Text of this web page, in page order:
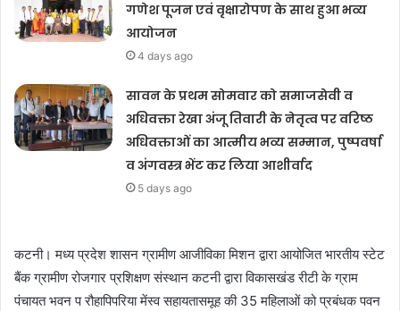
गणेश पूजन एवं वृक्षारोपण के साथ हुआ भव्य
आयोजन
4 days ago
सावन के प्रथम सोमवार को समाजसेवी व
अधिवक्ता रेखा अंजू तिवारी के नेतृत्व पर वरिष्ठ
अधिवक्ताओं का आत्मीय भव्य सम्मान, पुष्पवर्षा
व अंगवस्त्र भेंट कर लिया आशीर्वाद
5 days ago
कटनी। मध्य प्रदेश शासन ग्रामीण आजीविका मिशन द्वारा आयोजित भारतीय स्टेट
बैंक ग्रामीण रोजगार प्रशिक्षण संस्थान कटनी द्वारा विकासखंड रीटी के ग्राम
पंचायत भवन प रौहापिपरिया मेंस्व सहायतासमूह की 35 महिलाओं को प्रबंधक पवन